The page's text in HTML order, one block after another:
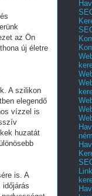
az Ön
új életre
A szilikon
elegendő
vízzel is
huzatát
is. A